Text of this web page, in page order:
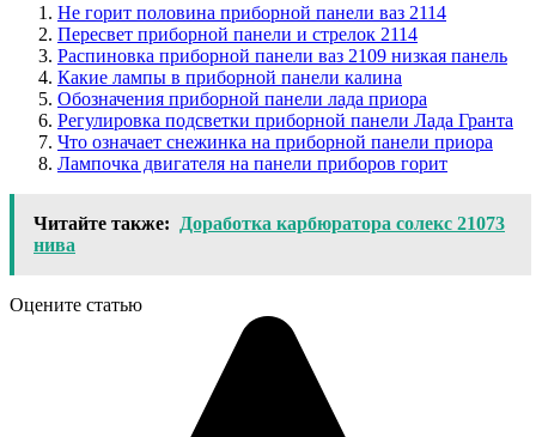
Не горит половина приборной панели ваз 2114
Пересвет приборной панели и стрелок 2114
Распиновка приборной панели ваз 2109 низкая панель
Какие лампы в приборной панели калина
Обозначения приборной панели лада приора
Регулировка подсветки приборной панели Лада Гранта
Что означает снежинка на приборной панели приора
Лампочка двигателя на панели приборов горит
Читайте также:
Доработка карбюратора солекс 21073
нива
Оцените статью